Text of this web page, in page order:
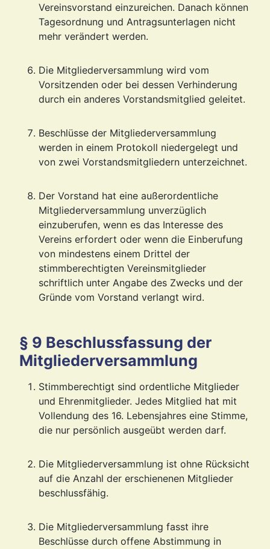
Vereinsvorstand einzureichen. Danach können
Tagesordnung und Antragsunterlagen nicht
mehr verändert werden.
Die Mitgliederversammlung wird vom
Vorsitzenden oder bei dessen Verhinderung
durch ein anderes Vorstandsmitglied geleitet.
Beschlüsse der Mitgliederversammlung
werden in einem Protokoll niedergelegt und
von zwei Vorstandsmitgliedern unterzeichnet.
Der Vorstand hat eine außerordentliche
Mitgliederversammlung unverzüglich
einzuberufen, wenn es das Interesse des
Vereins erfordert oder wenn die Einberufung
von mindestens einem Drittel der
stimmberechtigten Vereinsmitglieder
schriftlich unter Angabe des Zwecks und der
Gründe vom Vorstand verlangt wird.
§ 9 Beschlussfassung der
Mitgliederversammlung
Stimmberechtigt sind ordentliche Mitglieder
und Ehrenmitglieder. Jedes Mitglied hat mit
Vollendung des 16. Lebensjahres eine Stimme,
die nur persönlich ausgeübt werden darf.
Die Mitgliederversammlung ist ohne Rücksicht
auf die Anzahl der erschienenen Mitglieder
beschlussfähig.
Die Mitgliederversammlung fasst ihre
Beschlüsse durch offene Abstimmung in